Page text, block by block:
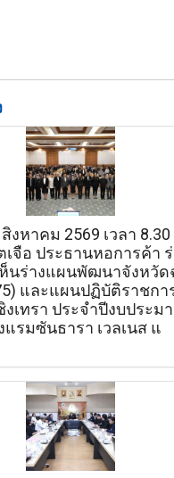
หาคม 2569 เวลา 8.30
จือ ประธานหอการค้า
นร่างแผนพัฒนาจังหวัด
และแผนปฏิบัติราชกา
งเทรา ประจำปีงบประม
รมซันธารา เวลเนส แ